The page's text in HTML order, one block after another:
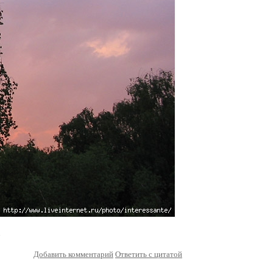
Добавить комментарий Ответить с цитатой